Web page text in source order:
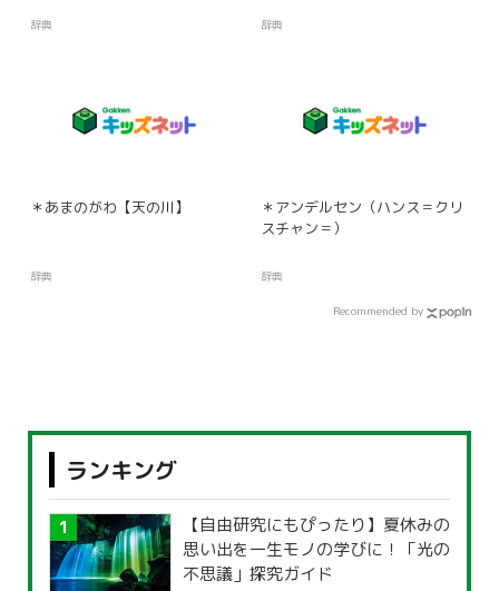
辞典 辞典
＊あまのがわ【天の川】
辞典
＊アンデルセン（ハンス＝クリ
スチャン＝）
辞典
Recommended by
ランキング
【自由研究にもぴったり】夏休みの
思い出を一生モノの学びに！「光の
不思議」探究ガイド